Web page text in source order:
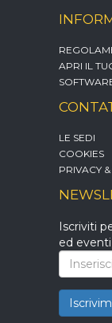
APRI IL
LE SEDI
COOKIES
PRIVACY
Iscriviti
ed eventi